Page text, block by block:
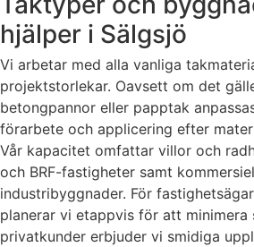
hjälper i Sälgsjö
Vi arbetar med alla vanliga
projektstorlekar. Oavsett om det
betongpannor eller papptak
förarbete och applicering efter
Vår kapacitet omfattar villor och
och BRF-fastigheter samt
industribyggnader. För
planerar vi etappvis för att minimera
privatkunder erbjuder vi smidiga